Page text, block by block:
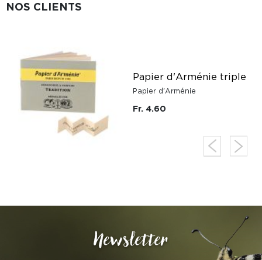
NOS CLIENTS
Papier d'Arménie triple
Papier d'Arménie
Fr. 4.60
Newsletter